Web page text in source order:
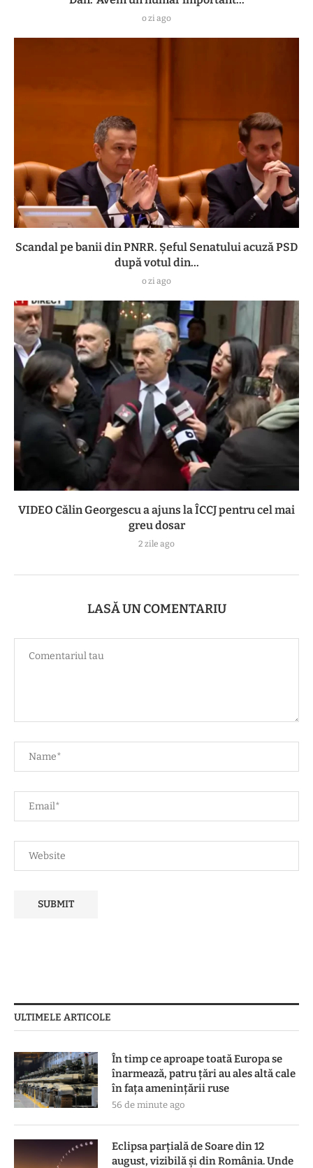
o zi ago
Scandal pe banii din PNRR. Șeful Senatului acuză PSD
după votul din...
o zi ago
VIDEO Călin Georgescu a ajuns la ÎCCJ pentru cel mai
greu dosar
2 zile ago
LASĂ UN COMENTARIU
ULTIMELE ARTICOLE
În timp ce aproape toată Europa se
înarmează, patru ţări au ales altă cale
în faţa ameninţării ruse
56 de minute ago
Eclipsa parțială de Soare din 12
august, vizibilă și din România. Unde